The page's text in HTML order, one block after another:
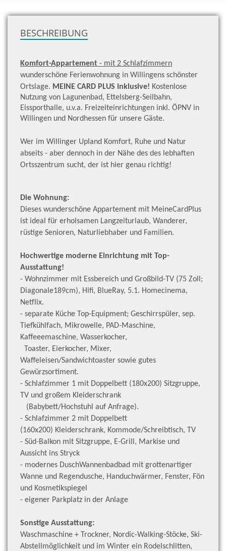
BESCHREIBUNG
Komfort-Appartement - mit 2 Schlafzimmern
wunderschöne Ferienwohnung in Willingens schönster
Ortslage. MEINE CARD PLUS inklusive! Kostenlose
Nutzung von Lagunenbad, Ettelsberg-Seilbahn,
Eissporthalle, u.v.a. Freizeiteinrichtungen inkl. ÖPNV in
Willingen und Nordhessen für unsere Gäste.
Wer im Willinger Upland Komfort, Ruhe und Natur
abseits - aber dennoch in der Nähe des des lebhaften
Ortsszentrum sucht, der ist hier genau richtig!
Die Wohnung:
Dieses wunderschöne Appartement mit MeineCardPlus
ist ideal für erholsamen Langzeiturlaub, Wanderer,
rüstige Senioren, Naturliebhaber und Familien.
Hochwertige moderne Einrichtung mit Top-
Ausstattung!
- Wohnzimmer mit Essbereich und Großbild-TV (75 Zoll;
Diagonale189cm), Hifi, BlueRay, 5.1. Homecinema,
Netflix.
- separate Küche Top-Equipment; Geschirrspüler, sep.
Tiefkühlfach, Mikrowelle, PAD-Maschine,
Kaffeeemaschine, Wasserkocher,
Toaster, Eierkocher, Mixer,
Waffeleisen/Sandwichtoaster sowie gutes
Gewürzsortiment.
- Schlafzimmer 1 mit Doppelbett (180x200) Sitzgruppe,
TV und großem Kleiderschrank
(Babybett/Hochstuhl auf Anfrage).
- Schlafzimmer 2 mit Doppelbett
(160x200) Kleiderschrank, Kommode/Schreibtisch, TV
- Süd-Balkon mit Sitzgruppe, E-Grill, Markise und
Aussicht ins Stryck
- modernes DuschWannenbadbad mit grottenartiger
Wanne und Regendusche, Handuchwärmer, Fenster, Fön
und Kosmetikspiegel
- eigener Parkplatz in der Anlage
Sonstige Ausstattung:
Waschmaschine + Trockner, Nordic-Walking-Stöcke, Ski-
Abstellmöglichkeit und im Winter ein Rodelschlitten,